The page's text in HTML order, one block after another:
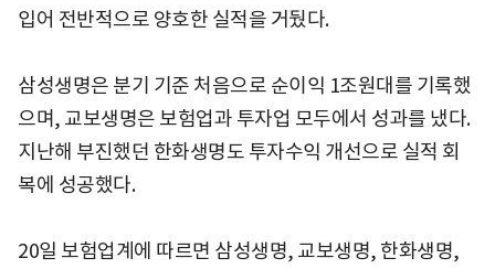
입어 전반적으로 양호한 실적을 거뒀다.
삼성생명은 분기 기준 처음으로 순이익 1조원대를 기록했
으며, 교보생명은 보험업과 투자업 모두에서 성과를 냈다.
지난해 부진했던 한화생명도 투자수익 개선으로 실적 회
복에 성공했다.
20일 보험업계에 따르면 삼성생명, 교보생명, 한화생명,